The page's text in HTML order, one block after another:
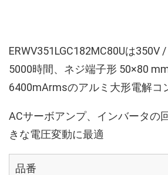
ERWV351LGC182MC80Uは
5000時間、ネジ端子形 50×80
6400mArmsのアルミ大形電解コ
ACサーボアンプ、インバータの
きな電圧変動に最適
品番